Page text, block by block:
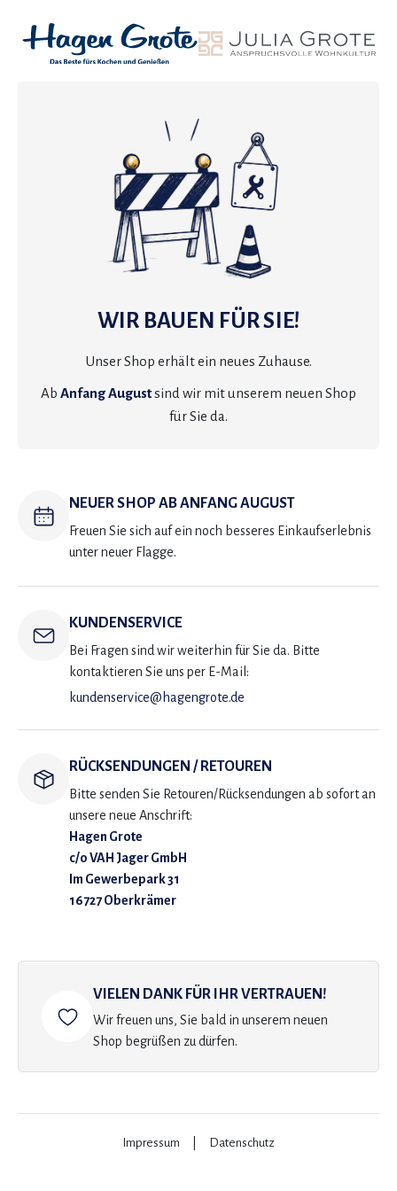
WIR BAUEN FÜR SIE!
Unser Shop erhält ein neues Zuhause.
Ab Anfang Augustsind wir mit unserem neuen Shop
für Sie da.
NEUER SHOP AB ANFANG AUGUST
Freuen Sie sich auf ein noch besseres Einkaufserlebnis
unter neuer Flagge.
KUNDENSERVICE
Bei Fragen sind wir weiterhin für Sie da. Bitte
kontaktieren Sie uns per E-Mail:
kundenservice@hagengrote.de
RÜCKSENDUNGEN / RETOUREN
Bitte senden Sie Retouren/Rücksendungen ab sofort an
unsere neue Anschrift:
Hagen Grote
c/o VAH Jager GmbH
Im Gewerbepark 31
16727 Oberkrämer
VIELEN DANK FÜR IHR VERTRAUEN!
Wir freuen uns, Sie bald in unserem neuen
Shop begrüßen zu dürfen.
Impressum Datenschutz